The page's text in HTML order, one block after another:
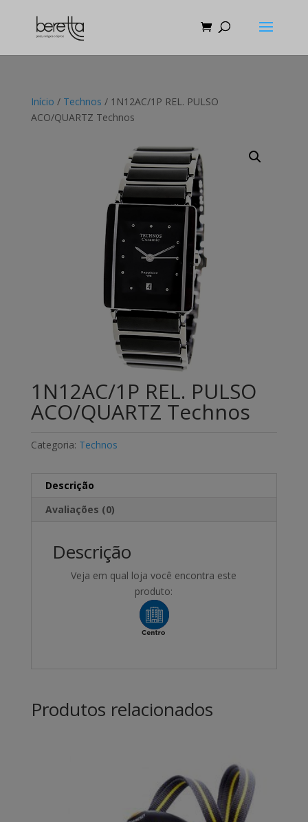
Início / Technos / 1N12AC/1P REL. PULSO
ACO/QUARTZ Technos
1N12AC/1P REL. PULSO
ACO/QUARTZ Technos
Categoria: Technos
Descrição
Avaliações (0)
Descrição
Veja em qual loja você encontra este
produto:
Produtos relacionados